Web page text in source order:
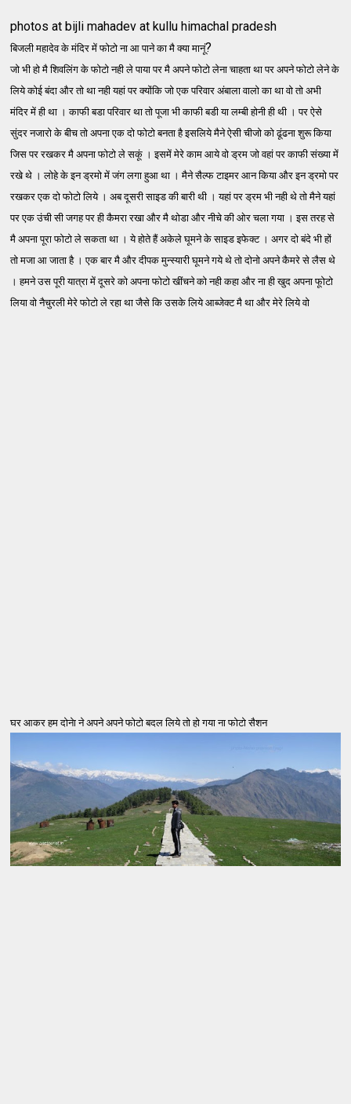
photos at bijli mahadev at kullu himachal pradesh
बिजली महादेव के मंदिर में फोटो ना आ पाने का मै क्या मानूं?
जो भी हो मै शिवलिंग के फोटो नही ले पाया पर मै अपने फोटो लेना चाहता था पर अपने फोटो लेने के
लिये कोई बंदा और तो था नही यहां पर क्योंकि जो एक परिवार अंबाला वालो का था वो तो अभी
मंदिर में ही था । काफी बडा परिवार था तो पूजा भी काफी बडी या लम्बी होनी ही थी । पर ऐसे
सुंदर नजारो के बीच तो अपना एक दो फोटो बनता है इसलिये मैने ऐसी चीजो को ढूंढना शुरू किया
जिस पर रखकर मै अपना फोटो ले सकूं । इसमें मेरे काम आये वो ड्रम जो वहां पर काफी संख्या में
रखे थे । लोहे के इन ड्रमो में जंग लगा हुआ था । मैने सैल्फ टाइमर आन किया और इन ड्रमो पर
रखकर एक दो फोटो लिये । अब दूसरी साइड की बारी थी । यहां पर ड्रम भी नही थे तो मैने यहां
पर एक उंची सी जगह पर ही कैमरा रखा और मै थोडा और नीचे की ओर चला गया । इस तरह से
मै अपना पूरा फोटो ले सकता था । ये होते हैं अकेले घूमने के साइड इफेक्ट । अगर दो बंदे भी हों
तो मजा आ जाता है । एक बार मै और दीपक मुन्स्यारी घूमने गये थे तो दोनो अपने कैमरे से लैस थे
। हमने उस पूरी यात्रा में दूसरे को अपना फोटो खींचने को नही कहा और ना ही खुद अपना फूोटो
लिया वो नैचुरली मेरे फोटो ले रहा था जैसे कि उसके लिये आब्जेक्ट मै था और मेरे लिये वो
घर आकर हम दोनेा ने अपने अपने फोटो बदल लिये तो हो गया ना फोटो सैशन